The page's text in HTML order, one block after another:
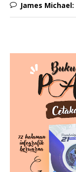
James Michael: